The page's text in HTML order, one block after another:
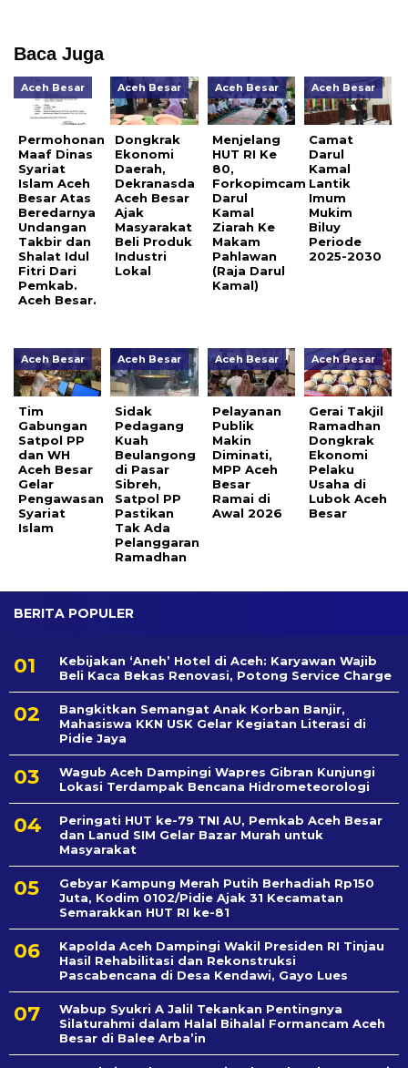
Baca Juga
Aceh Besar
Permohonan
Maaf Dinas
Syariat
Islam Aceh
Besar Atas
Beredarnya
Undangan
Takbir dan
Shalat Idul
Fitri Dari
Pemkab.
Aceh Besar.
Aceh Besar
Dongkrak
Ekonomi
Daerah,
Dekranasda
Aceh Besar
Ajak
Masyarakat
Beli Produk
Industri
Lokal
Aceh Besar
Menjelang
HUT RI Ke
80,
Forkopimcam
Darul
Kamal
Ziarah Ke
Makam
Pahlawan
(Raja Darul
Kamal)
Aceh Besar
Camat
Darul
Kamal
Lantik
Imum
Mukim
Biluy
Periode
2025-2030
Aceh Besar
Tim
Gabungan
Satpol PP
dan WH
Aceh Besar
Gelar
Pengawasan
Syariat
Islam
Aceh Besar
Sidak
Pedagang
Kuah
Beulangong
di Pasar
Sibreh,
Satpol PP
Pastikan
Tak Ada
Pelanggaran
Ramadhan
Aceh Besar
Pelayanan
Publik
Makin
Diminati,
MPP Aceh
Besar
Ramai di
Awal 2026
Aceh Besar
Gerai Takjil
Ramadhan
Dongkrak
Ekonomi
Pelaku
Usaha di
Lubok Aceh
Besar
BERITA POPULER
Kebijakan ‘Aneh’ Hotel di Aceh: Karyawan Wajib
Beli Kaca Bekas Renovasi, Potong Service Charge
Bangkitkan Semangat Anak Korban Banjir,
Mahasiswa KKN USK Gelar Kegiatan Literasi di
Pidie Jaya
Wagub Aceh Dampingi Wapres Gibran Kunjungi
Lokasi Terdampak Bencana Hidrometeorologi
Peringati HUT ke-79 TNI AU, Pemkab Aceh Besar
dan Lanud SIM Gelar Bazar Murah untuk
Masyarakat
Gebyar Kampung Merah Putih Berhadiah Rp150
Juta, Kodim 0102/Pidie Ajak 31 Kecamatan
Semarakkan HUT RI ke-81
Kapolda Aceh Dampingi Wakil Presiden RI Tinjau
Hasil Rehabilitasi dan Rekonstruksi
Pascabencana di Desa Kendawi, Gayo Lues
Wabup Syukri A Jalil Tekankan Pentingnya
Silaturahmi dalam Halal Bihalal Formancam Aceh
Besar di Balee Arba’in